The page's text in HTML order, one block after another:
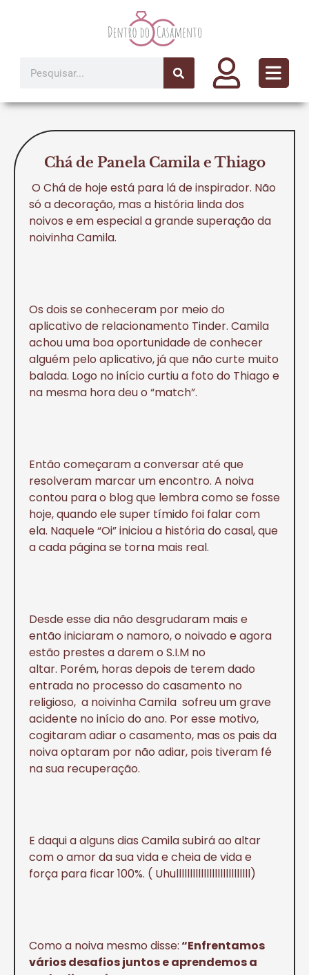
Chá de Panela Camila e Thiago
O Chá de hoje está para lá de inspirador. Não
só a decoração, mas a história linda dos
noivos e em especial a grande superação da
noivinha Camila.
Os dois se conheceram por meio do
aplicativo de relacionamento Tinder. Camila
achou uma boa oportunidade de conhecer
alguém pelo aplicativo, já que não curte muito
balada. Logo no início curtiu a foto do Thiago e
na mesma hora deu o “match”.
Então começaram a conversar até que
resolveram marcar um encontro. A noiva
contou para o blog que lembra como se fosse
hoje, quando ele super tímido foi falar com
ela. Naquele “Oi” iniciou a história do casal, que
a cada página se torna mais real.
Desde esse dia não desgrudaram mais e
então iniciaram o namoro, o noivado e agora
estão prestes a darem o S.I.M no
altar. Porém, horas depois de terem dado
entrada no processo do casamento no
religioso, a noivinha Camila sofreu um grave
acidente no início do ano. Por esse motivo,
cogitaram adiar o casamento, mas os pais da
noiva optaram por não adiar, pois tiveram fé
na sua recuperação.
E daqui a alguns dias Camila subirá ao altar
com o amor da sua vida e cheia de vida e
força para ficar 100%. ( Uhulllllllllllllllllllllllllll)
Como a noiva mesmo disse:“Enfrentamos
vários desafios juntos e aprendemos a